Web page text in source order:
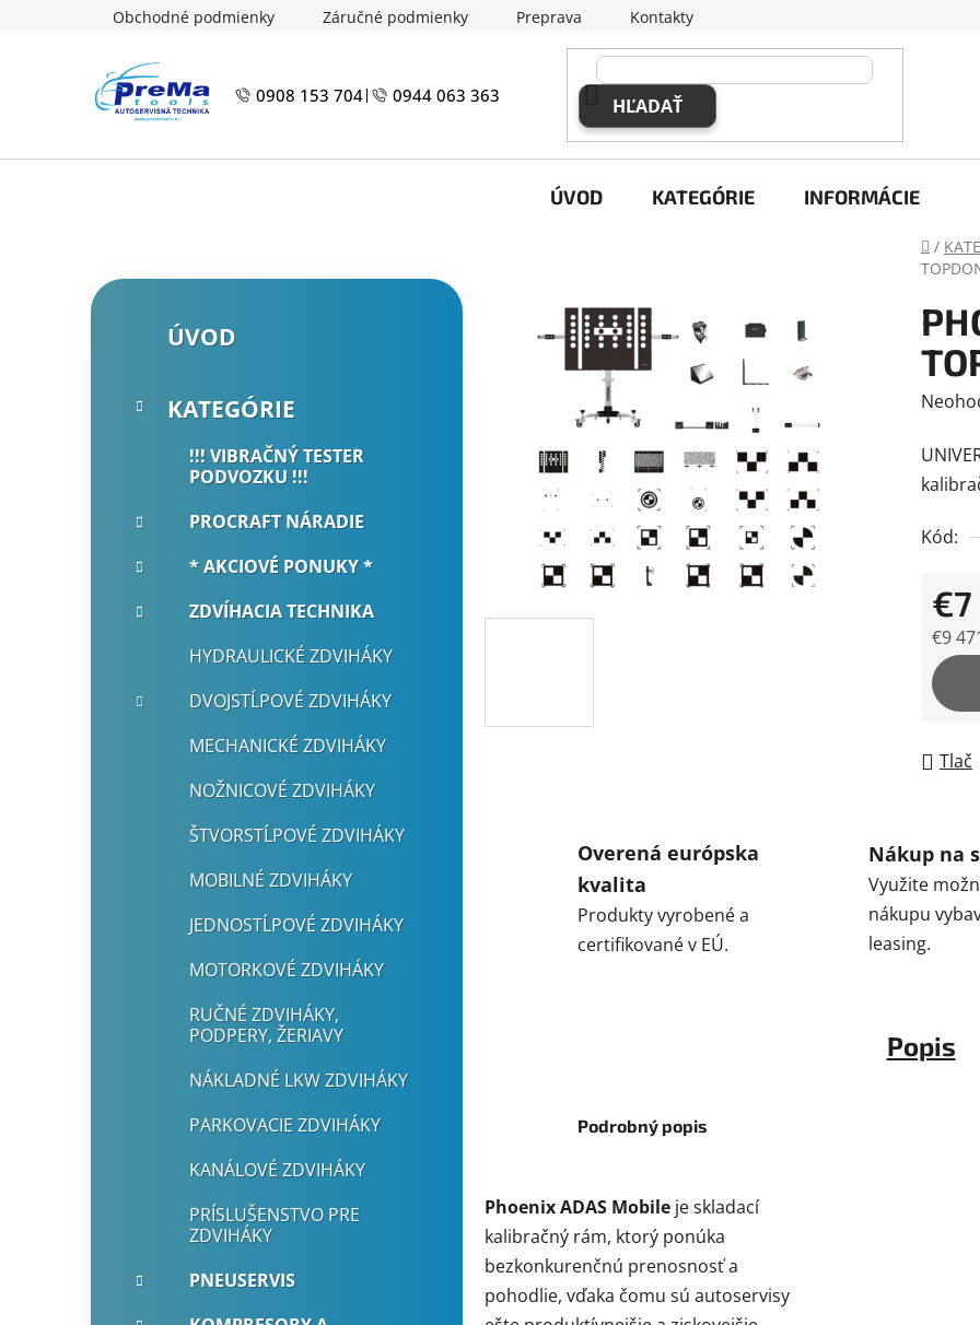
Obchodné podmienky Záručné podmienky Preprava Kontakty
0908 153 704| 0944 063 363 HĽADAŤ
ÚVOD KATEGÓRIE INFORMÁCIE
Domov
/
Preskočiť
kategórie
e
g
e
ÚVOD
KATEGÓRIE
!!! VIBRAČNÝ TESTER
PODVOZKU !!!
PROCRAFT NÁRADIE
* AKCIOVÉ PONUKY *
ZDVÍHACIA TECHNIKA
HYDRAULICKÉ ZDVIHÁKY
DVOJSTĹPOVÉ ZDVIHÁKY
MECHANICKÉ ZDVIHÁKY
NOŽNICOVÉ ZDVIHÁKY
ŠTVORSTĹPOVÉ ZDVIHÁKY
MOBILNÉ ZDVIHÁKY
JEDNOSTĹPOVÉ ZDVIHÁKY
MOTORKOVÉ ZDVIHÁKY
RUČNÉ ZDVIHÁKY,
PODPERY, ŽERIAVY
NÁKLADNÉ LKW ZDVIHÁKY
PARKOVACIE ZDVIHÁKY
KANÁLOVÉ ZDVIHÁKY
PRÍSLUŠENSTVO PRE
ZDVIHÁKY
PNEUSERVIS
je
z
Kód:
€9
Tlač
Overená európska
kvalita
Produkty vyrobené a
certifikované v EÚ.
Nákup na
Využite
nákupu
leasing.
Popis
Podrobný popis
Phoenix ADAS Mobile je skladací
kalibračný rám, ktorý ponúka
bezkonkurenčnú prenosnosť a
pohodlie, vďaka čomu sú autoservisy